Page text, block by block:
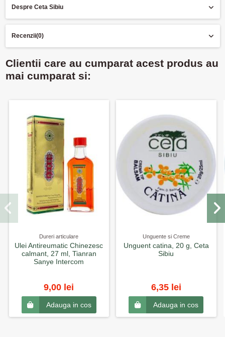
Despre Ceta Sibiu
Recenzii(0)
Clientii care au cumparat acest produs au
mai cumparat si:
Dureri articulare
Ulei Antireumatic Chinezesc
calmant, 27 ml, Tianran
Sanye Intercom
9,00 lei
Adauga in cos
Unguente si Creme
Unguent catina, 20 g, Ceta
Sibiu
6,35 lei
Adauga in cos